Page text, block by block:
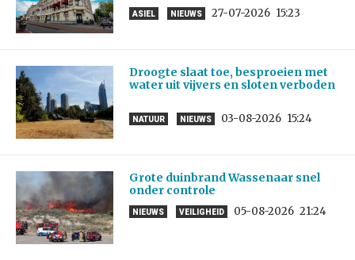
ASIEL NIEUWS 27-07-2026 15:23
Droogte slaat toe, besproeien met
water uit vijvers en sloten verboden
NATUUR NIEUWS 03-08-2026 15:24
Grote duinbrand Wassenaar snel
onder controle
NIEUWS VEILIGHEID 05-08-2026 21:24